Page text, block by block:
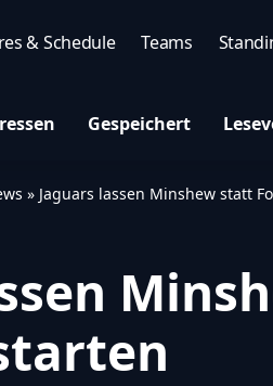
& Schedule Teams
Gespeichert
» Jaguars lassen Minshew statt